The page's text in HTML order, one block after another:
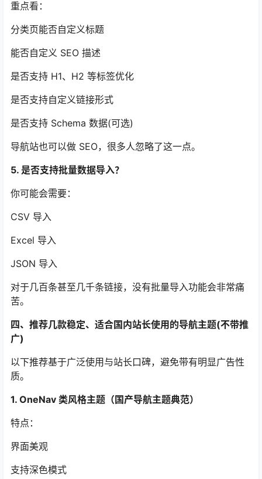
重点看：
分类页能否自定义标题
能否自定义 SEO 描述
是否支持 H1、H2 等标签优化
是否支持自定义链接形式
是否支持 Schema 数据(可选)
导航站也可以做 SEO，很多人忽略了这一点。
5. 是否支持批量数据导入？
你可能会需要：
CSV 导入
Excel 导入
JSON 导入
对于几百条甚至几千条链接，没有批量导入功能会非常痛
苦。
四、推荐几款稳定、适合国内站长使用的导航主题(不带推
广)
以下推荐基于广泛使用与站长口碑，避免带有明显广告性
质。
1. OneNav 类风格主题（国产导航主题典范）
特点：
界面美观
支持深色模式